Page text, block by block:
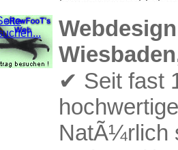
✔ Seit fast
NatÃ¼rlich